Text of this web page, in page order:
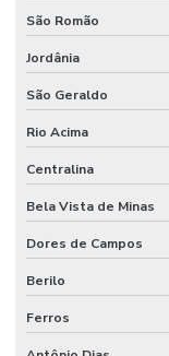
São Romão
Jordânia
São Geraldo
Rio Acima
Centralina
Bela Vista de Minas
Dores de Campos
Berilo
Ferros